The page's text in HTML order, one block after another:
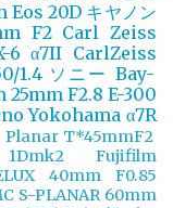
Eos 20D キヤノン
F2 Carl Zeiss
6 α7II CarlZeiss
1.4 ソニー Bay-
25mm F2.8 E-300
Yokohama α7R
Planar T*45mmF2
Fujifilm
40mm F0.85
S-PLANAR 60mm